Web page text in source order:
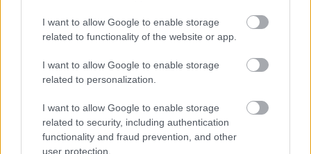
I want to allow Google to enable storage
related to functionality of the website or app.
I want to allow Google to enable storage
related to personalization.
I want to allow Google to enable storage
related to security, including authentication
functionality and fraud prevention, and other
user protection.